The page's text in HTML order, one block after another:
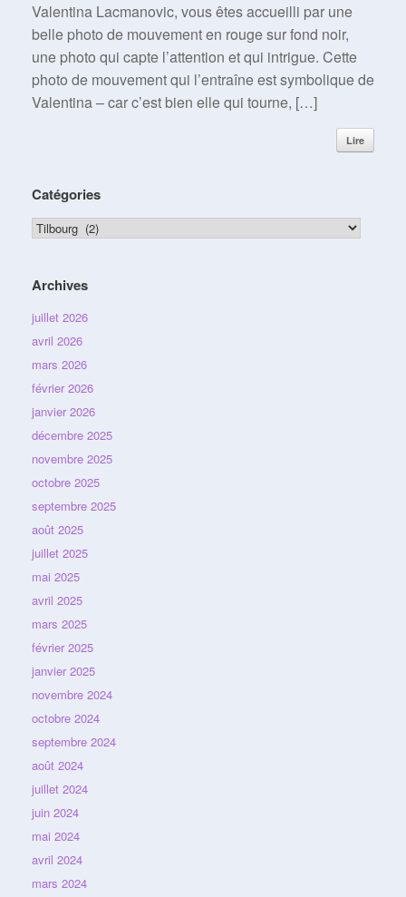
Valentina Lacmanovic, vous êtes accueilli par une
belle photo de mouvement en rouge sur fond noir,
une photo qui capte l’attention et qui intrigue. Cette
photo de mouvement qui l’entraîne est symbolique de
Valentina – car c’est bien elle qui tourne, […]
Lire
Catégories
Catégories
Archives
juillet 2026
avril 2026
mars 2026
février 2026
janvier 2026
décembre 2025
novembre 2025
octobre 2025
septembre 2025
août 2025
juillet 2025
mai 2025
avril 2025
mars 2025
février 2025
janvier 2025
novembre 2024
octobre 2024
septembre 2024
août 2024
juillet 2024
juin 2024
mai 2024
avril 2024
mars 2024